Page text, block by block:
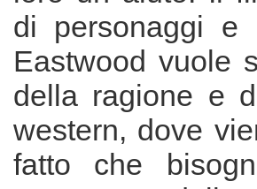
di personaggi e
Eastwood vuole
della ragione e
western, dove
fatto che